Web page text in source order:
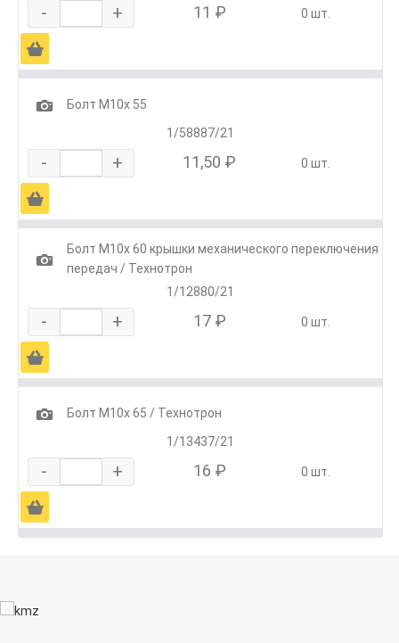
- + 11 ₽ 0 шт.
Ä
1
Болт М10х 55
1/58887/21
- + 11,50 ₽ 0 шт.
Ä
1
Болт М10х 60 крышки механического переключения
передач / Технотрон
1/12880/21
- + 17 ₽ 0 шт.
Ä
1
Болт М10х 65 / Технотрон
1/13437/21
- + 16 ₽ 0 шт.
Ä